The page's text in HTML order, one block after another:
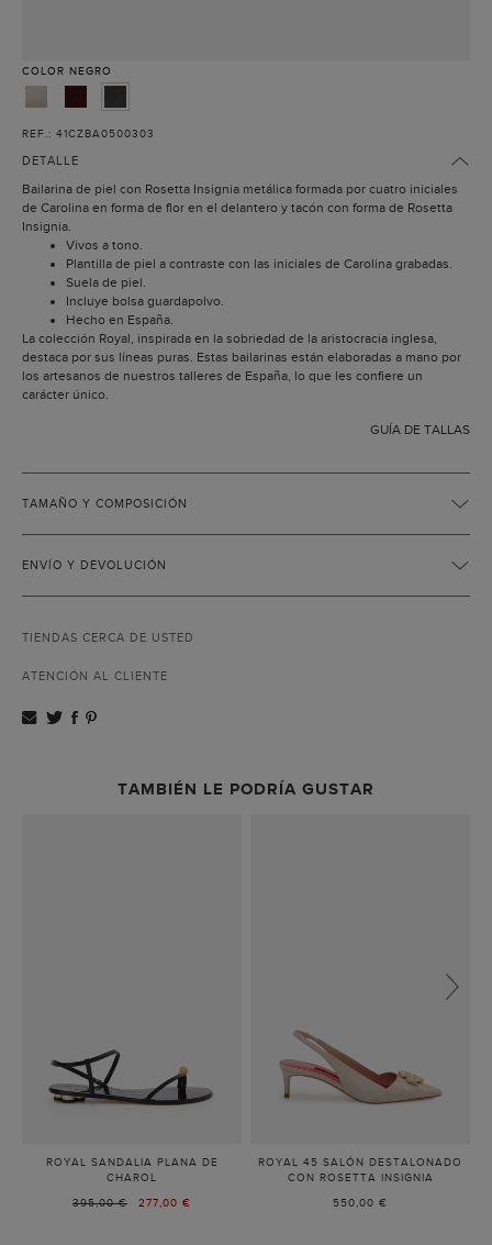
COLOR NEGRO
REF.: 41CZBA0500303
DETALLE
Bailarina de piel con Rosetta Insignia metálica formada por cuatro iniciales
de Carolina en forma de flor en el delantero y tacón con forma de Rosetta
Insignia.
Vivos a tono.
Plantilla de piel a contraste con las iniciales de Carolina grabadas.
Suela de piel.
Incluye bolsa guardapolvo.
Hecho en España.
La colección Royal, inspirada en la sobriedad de la aristocracia inglesa,
destaca por sus líneas puras. Estas bailarinas están elaboradas a mano por
los artesanos de nuestros talleres de España, lo que les confiere un
carácter único.
GUÍA DE TALLAS
TAMAÑO Y COMPOSICIÓN
ENVÍO Y DEVOLUCIÓN
TIENDAS CERCA DE USTED
ATENCIÓN AL CLIENTE
TAMBIÉN LE PODRÍA GUSTAR
ROYAL SANDALIA PLANA DE
CHAROL
PRECIO
395,00 €
PRECIO
277,00 €
ROYAL 45 SALÓN DESTALONADO
CON ROSETTA INSIGNIA
550,00 €